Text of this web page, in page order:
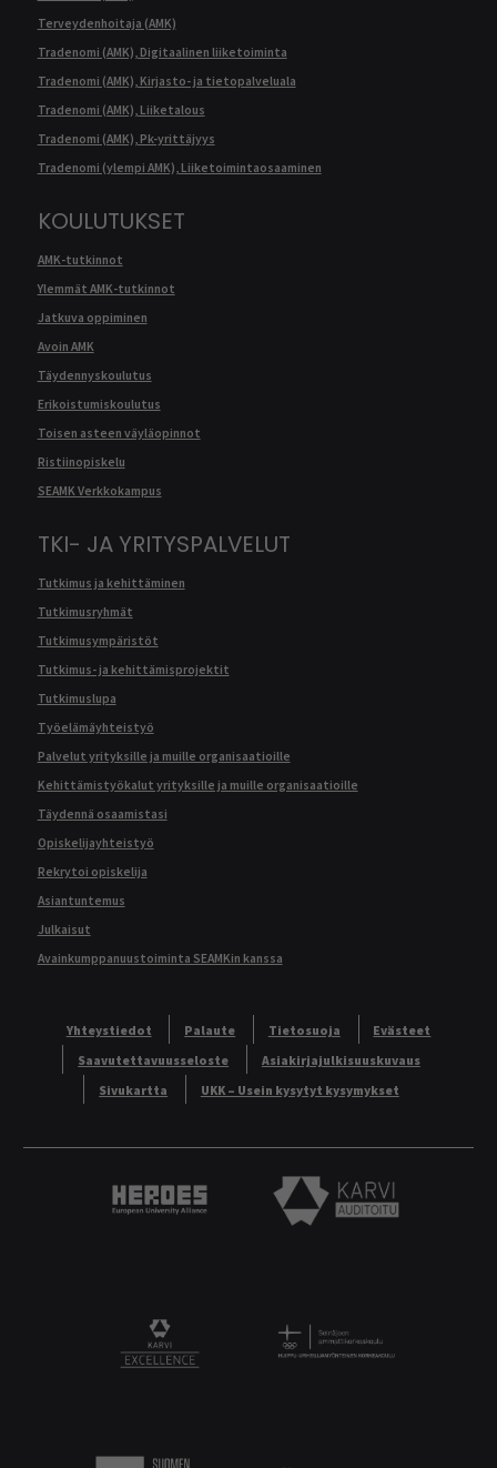
Terveydenhoitaja (AMK)
Tradenomi (AMK), Digitaalinen liiketoiminta
Tradenomi (AMK), Kirjasto- ja tietopalveluala
Tradenomi (AMK), Liiketalous
Tradenomi (AMK), Pk-yrittäjyys
Tradenomi (ylempi AMK), Liiketoimintaosaaminen
KOULUTUKSET
AMK-tutkinnot
Ylemmät AMK-tutkinnot
Jatkuva oppiminen
Avoin AMK
Täydennyskoulutus
Erikoistumiskoulutus
Toisen asteen väyläopinnot
Ristiinopiskelu
SEAMK Verkkokampus
TKI- JA YRITYSPALVELUT
Tutkimus ja kehittäminen
Tutkimusryhmät
Tutkimusympäristöt
Tutkimus- ja kehittämisprojektit
Tutkimuslupa
Työelämäyhteistyö
Palvelut yrityksille ja muille organisaatioille
Kehittämistyökalut yrityksille ja muille organisaatioille
Täydennä osaamistasi
Opiskelijayhteistyö
Rekrytoi opiskelija
Asiantuntemus
Julkaisut
Avainkumppanuustoiminta SEAMKin kanssa
Yhteystiedot Palaute Tietosuoja
Evästeet
Saavutettavuusseloste
Asiakirjajulkisuuskuvaus
Sivukartta
UKK – Usein kysytyt kysymykset
Heroes European University Alliance logo
Karvi Auditoitu logo
KARVI Excellence logo.Logo